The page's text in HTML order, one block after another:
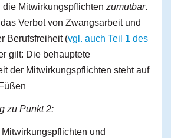
die Mitwirkungspflichten zumutbar.
Verbot von Zwangsarbeit und
Berufsfreiheit (vgl. auch Teil 1 des
gilt: Die behauptete
der Mitwirkungspflichten steht auf
zu Punkt 2:
und